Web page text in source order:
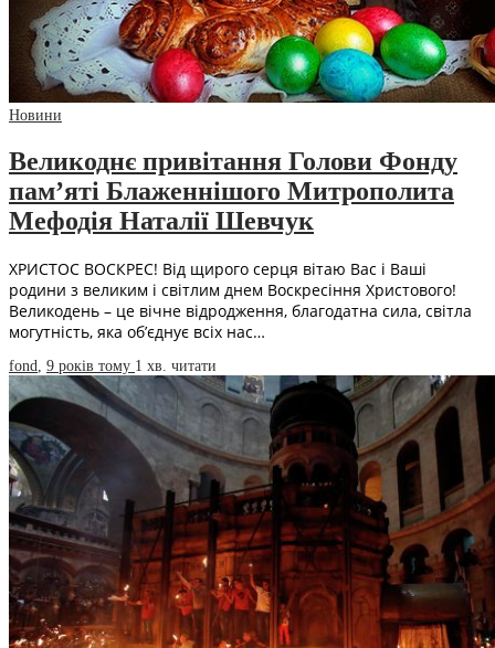
Новини
Великоднє привітання Голови Фонду
пам’яті Блаженнішого Митрополита
Мефодія Наталії Шевчук
ХРИСТОС ВОСКРЕС! Від щирого серця вітаю Вас і Ваші
родини з великим і світлим днем Воскресіння Христового!
Великодень – це вічне відродження, благодатна сила, світла
могутність, яка об’єднує всіх нас…
fond, 9 років тому 1 хв. читати